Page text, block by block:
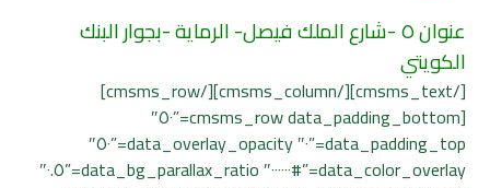
عنوان ٥ -شارع الملك فيصل- الرماية -بجوار البنك
الكويتي
[/cmsms_text][/cmsms_column][/cmsms_row]
[cmsms_row data_padding_bottom=”٥٠″
data_padding_top=”٠″ data_overlay_opacity=”٥٠″
data_color_overlay=”#٠٠٠٠٠٠″ data_bg_parallax_ratio=”٠.٥″